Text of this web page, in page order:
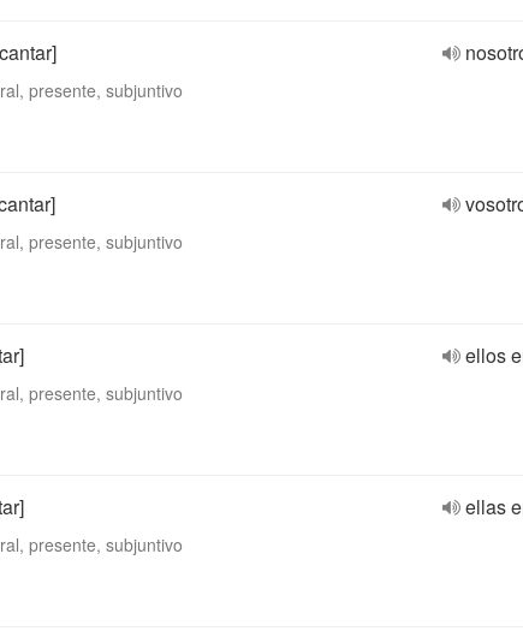
presente, subjuntivo
presente, subjuntivo
presente, subjuntivo
ellos
presente, subjuntivo
ellas